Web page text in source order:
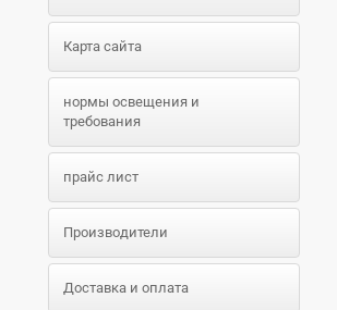
Карта сайта
нормы освещения и
требования
прайс лист
Производители
Доставка и оплата